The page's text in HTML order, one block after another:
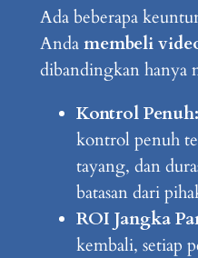
Ada beberapa
Andamembeli
dibandingkan hanya
Kontrol Penuh:
kontrol penuh
tayang, dan
batasan dari
ROI Jangka
kembali, setiap